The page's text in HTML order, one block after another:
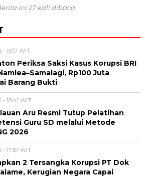
ini 27 kali dibaca
19:17 WIT
Periksa Saksi Kasus Korupsi BRI
Rp100 Juta
Barang Bukti
18:41 WIT
Aru Resmi Tutup Pelatihan
Guru SD melalui Metode
2026
17:57 WIT
2 Tersangka Korupsi PT Dok
Kerugian Negara Capai